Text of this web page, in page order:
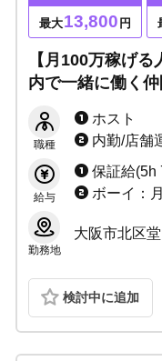
最大13,800 円
【月100万稼げ
内で一緒に働く
西大手グループで
職種
ホスト
内勤/店舗
給与
保証給(5h 7,000円～13,800円)＋歩合給 売上
ボーイ：月23
勤務地
大阪市北区
検討中に追加